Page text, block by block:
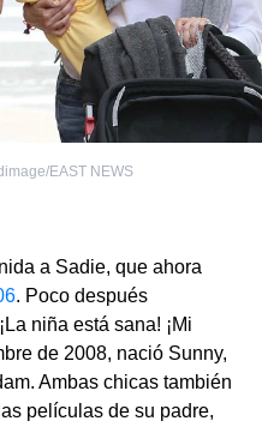
EAST NEWS
a Sadie, que ahora
. Poco después
niña está sana! ¡Mi
de 2008, nació Sunny,
Ambas chicas también
películas de su padre,